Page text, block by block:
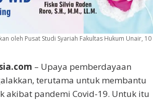
oleh Pusat Studi Syariah Fakultas Hukum Unair, 10
– Upaya pemberdayaan
terutama untuk membantu
akibat pandemi Covid-19. Untuk itu